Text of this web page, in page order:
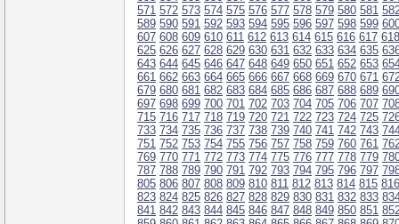
571 572 573 574 575 576 577 578 579 580 581
589 590 591 592 593 594 595 596 597 598 599
607 608 609 610 611 612 613 614 615 616 617 618
625 626 627 628 629 630 631 632 633 634 635
643 644 645 646 647 648 649 650 651 652 653
661 662 663 664 665 666 667 668 669 670 671
679 680 681 682 683 684 685 686 687 688 689
697 698 699 700 701 702 703 704 705 706 707
715 716 717 718 719 720 721 722 723 724 725
733 734 735 736 737 738 739 740 741 742 743
751 752 753 754 755 756 757 758 759 760 761
769 770 771 772 773 774 775 776 777 778 779
787 788 789 790 791 792 793 794 795 796 797
805 806 807 808 809 810 811 812 813 814 815 816
823 824 825 826 827 828 829 830 831 832 833
841 842 843 844 845 846 847 848 849 850 851